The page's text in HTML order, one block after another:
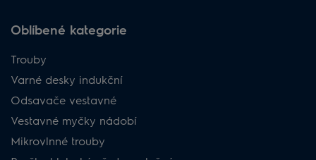
Oblíbené kategorie
Trouby
Varné desky indukční
Odsavače vestavné
Vestavné myčky nádobí
Mikrovlnné trouby